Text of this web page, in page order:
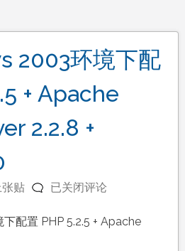
2003环境下配
+ Apache
2.2.8 +
贴
在
2003
已关闭评论
配置 PHP 5.2.5 + Apache